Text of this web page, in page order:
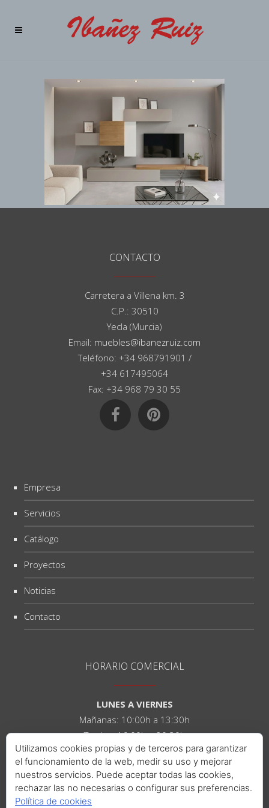
CONTACTO
Carretera a Villena km. 3
C.P.: 30510
Yecla (Murcia)
Email: muebles@ibanezruiz.com
Teléfono: +34 968791901 /
+34 617495064
Fax: +34 968 79 30 55
Empresa
Servicios
Catálogo
Proyectos
Noticias
Contacto
HORARIO COMERCIAL
LUNES A VIERNES
Mañanas: 10:00h a 13:30h
Tardes: 16:00h a 20:30h
SÁBADOS
Mañanas: 10:00h a 14:00h
Tardes: 16:00h a 21:00h
Utilizamos cookies propias y de terceros para garantizar
el funcionamiento de la web, medir su uso y mejorar
nuestros servicios. Puede aceptar todas las cookies,
rechazar las no necesarias o configurar sus preferencias.
Política de cookies